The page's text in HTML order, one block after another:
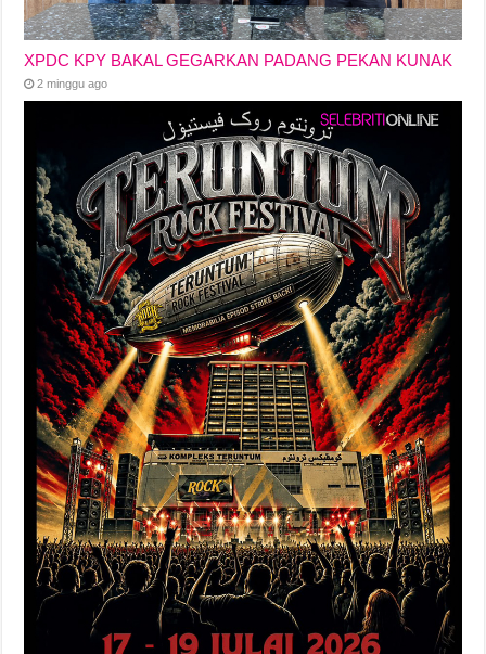
XPDC KPY BAKAL GEGARKAN PADANG PEKAN KUNAK
2 minggu ago